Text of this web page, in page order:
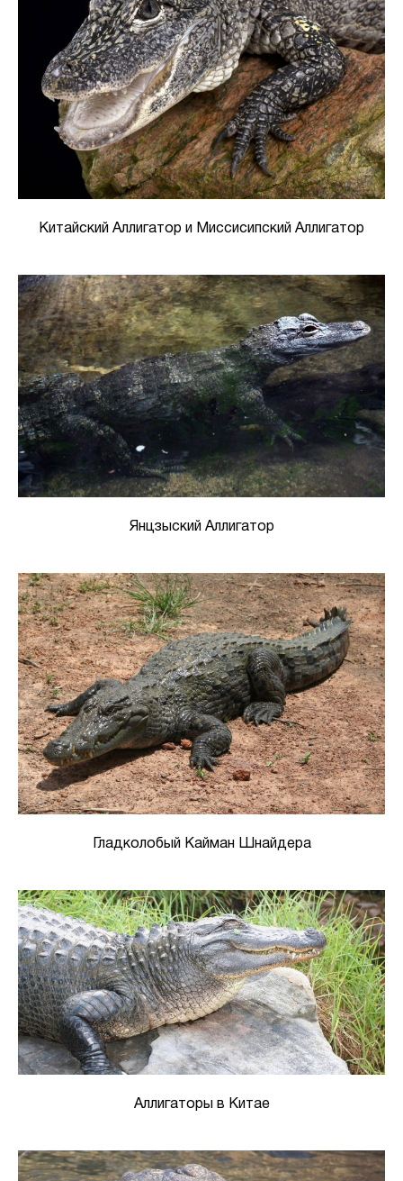
Китайский Аллигатор и Миссисипский Аллигатор
Янцзыский Аллигатор
Гладколобый Кайман Шнайдера
Аллигаторы в Китае